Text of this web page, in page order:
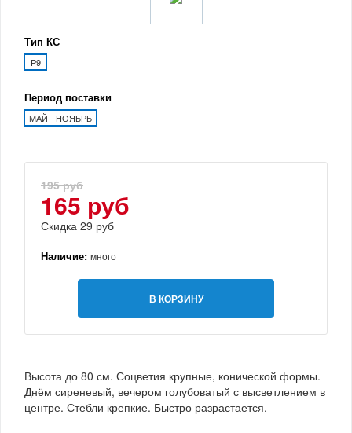
Тип КС
P9
Период поставки
МАЙ - НОЯБРЬ
195 руб
165 руб
Скидка 29 руб
Наличие: много
В КОРЗИНУ
Высота до 80 см. Соцветия крупные, конической формы.
Днём сиреневый, вечером голубоватый с высветлением в
центре. Стебли крепкие. Быстро разрастается.